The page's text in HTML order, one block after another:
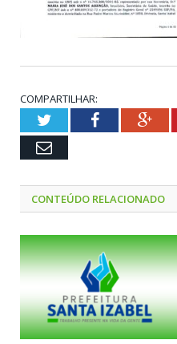
COMPARTILHAR:
TwitterFacebook
Email
CONTEÚDO RELACIONADO